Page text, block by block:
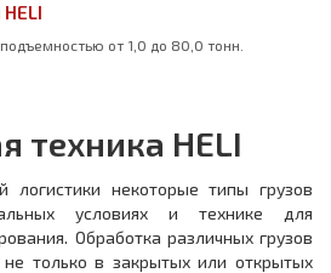
от 1,0 до 80,0 тонн.
техника HELI
логистики некоторые типы грузов
условиях и технике для
Обработка различных грузов
только в закрытых или открытых